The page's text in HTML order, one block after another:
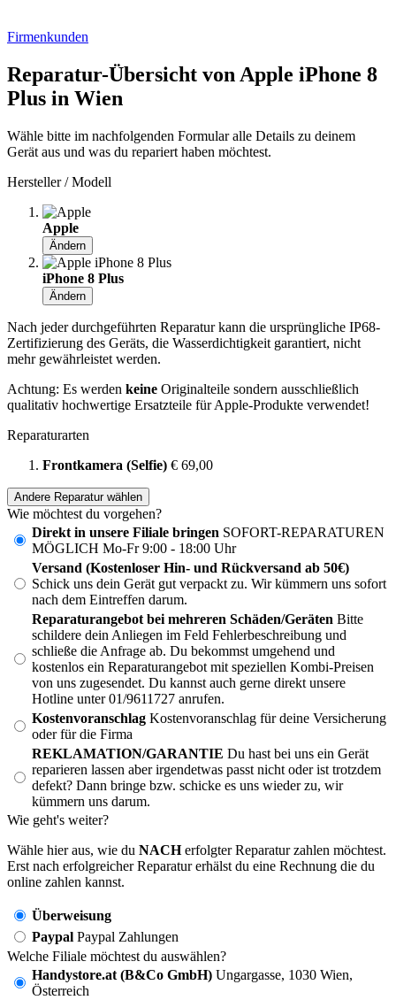
Firmenkunden
Reparatur-Übersicht von Apple iPhone 8
Plus in Wien
Wähle bitte im nachfolgenden Formular alle Details zu deinem
Gerät aus und was du repariert haben möchtest.
Hersteller / Modell
Apple
Ändern
iPhone 8 Plus
Ändern
Nach jeder durchgeführten Reparatur kann die ursprüngliche IP68-
Zertifizierung des Geräts, die Wasserdichtigkeit garantiert, nicht
mehr gewährleistet werden.
Achtung: Es werden keine Originalteile sondern ausschließlich
qualitativ hochwertige Ersatzteile für Apple-Produkte verwendet!
Reparaturarten
Frontkamera (Selfie) € 69,00
Andere Reparatur wählen
Wie möchtest du vorgehen?
Direkt in unsere Filiale bringen SOFORT-REPARATUREN
MÖGLICH Mo-Fr 9:00 - 18:00 Uhr
Versand (Kostenloser Hin- und Rückversand ab 50€)
Schick uns dein Gerät gut verpackt zu. Wir kümmern uns sofort
nach dem Eintreffen darum.
Reparaturangebot bei mehreren Schäden/Geräten Bitte
schildere dein Anliegen im Feld Fehlerbeschreibung und
schließe die Anfrage ab. Du bekommst umgehend und
kostenlos ein Reparaturangebot mit speziellen Kombi-Preisen
von uns zugesendet. Du kannst auch gerne direkt unsere
Hotline unter 01/9611727 anrufen.
Kostenvoranschlag Kostenvoranschlag für deine Versicherung
oder für die Firma
REKLAMATION/GARANTIE Du hast bei uns ein Gerät
reparieren lassen aber irgendetwas passt nicht oder ist trotzdem
defekt? Dann bringe bzw. schicke es uns wieder zu, wir
kümmern uns darum.
Wie geht's weiter?
Wähle hier aus, wie du NACHerfolgter Reparatur zahlen möchtest.
Erst nach erfolgreicher Reparatur erhälst du eine Rechnung die du
online zahlen kannst.
Überweisung
Paypal Paypal Zahlungen
Welche Filiale möchtest du auswählen?
Handystore.at (B&Co GmbH) Ungargasse, 1030 Wien,
Österreich